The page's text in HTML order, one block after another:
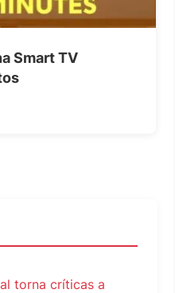
Smart TV
torna críticas a